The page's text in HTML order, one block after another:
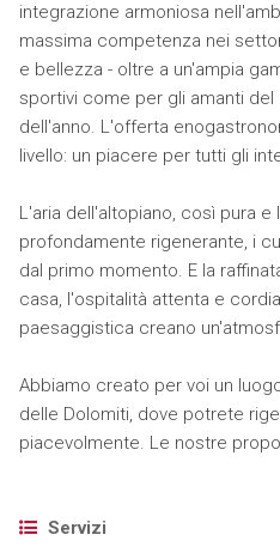
integrazione armoniosa
massima competenza nei
e bellezza - oltre a un'ampia
sportivi come per gli amanti del
dell'anno. L'offerta
livello: un piacere per tutti gli
L'aria dell'altopiano, così pura e
profondamente rigenerante, i
dal primo momento. E la
casa, l'ospitalità attenta e
paesaggistica creano
Abbiamo creato per voi un
delle Dolomiti, dove potrete
piacevolmente. Le nostre
Servizi